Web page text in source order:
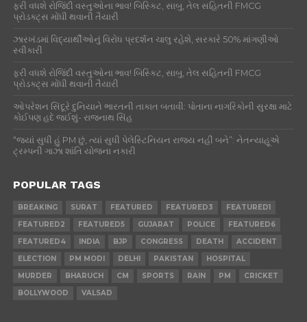
ફરી વધશે રોજિંદી વસ્તુઓના ભાવ! બિસ્કિટ, સાબુ, તેલ સહિતની FMCG
પ્રોડક્ટ્સ મોંઘી થવાની તૈયારી
ઝારખંડમાં વિદ્યાર્થીઓનું વિરોધ પ્રદર્શન ચાલુ રહેશે, સરકારે 50% માંગણીઓ
સ્વીકારી
ફરી વધશે રોજિંદી વસ્તુઓના ભાવ! બિસ્કિટ, સાબુ, તેલ સહિતની FMCG
પ્રોડક્ટ્સ મોંઘી થવાની તૈયારી
ઓપરેશન સિંદૂરે દુનિયાને ભારતની તાકાત બતાવી: પોતાના નાગરિકોની સુરક્ષા માટે
કોઈપણ હદે જઈશું- રાજનાથ સિંહ
“જ્યાં સુધી હું PM છું, ત્યાં સુધી પેલેસ્ટિનિયન રાજ્ય નહીં બને”: નેતન્યાહૂએ
ટ્રમ્પની ગાઝા શાંતિ યોજના નકારી
POPULAR TAGS
BREAKING SURAT FEATURED FEATURED3
FEATURED1
FEATURED2
FEATURED5 GUJARAT POLICE
FEATURED6
FEATURED4
INDIA BJP CONGRESS DEATH
ACCIDENT
ELECTION
PM MODI DELHI PAKISTAN
HOSPITAL
MURDER
BHARUCH CM SPORTS RAIN PM
CRICKET
BOLLYWOOD
VALSAD